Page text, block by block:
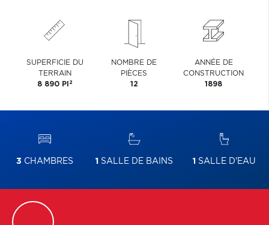
SUPERFICIE DU
TERRAIN
8 890 PI 2
NOMBRE DE
PIÈCES
12
ANNÉE DE
CONSTRUCTION
1898
3 CHAMBRES 1 SALLE DE BAINS 1 SALLE D'EAU